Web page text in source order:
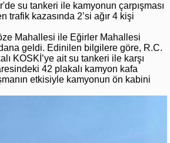
su tankeri ile kamyonun çarpışması
trafik kazasında 2’si ağır 4 kişi
Mahallesi ile Eğirler Mahallesi
geldi. Edinilen bilgilere göre, R.C.
KOSKİ’ye ait su tankeri ile karşı
42 plakalı kamyon kafa
etkisiyle kamyonun ön kabini